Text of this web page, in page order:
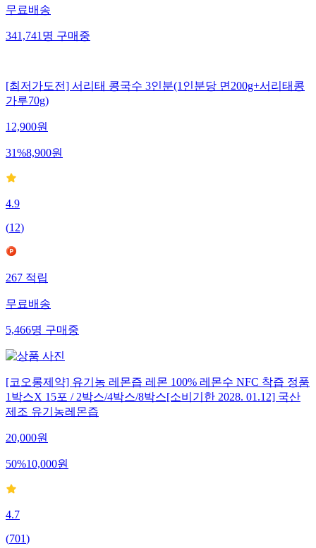
무료배송
341,741 명 구매중
[최저가도전] 서리태 콩국수 3인분(1인분당 면200g+서리태콩
가루70g)
12,900원
31%8,900원
4.9
(12)
267적립
무료배송
5,466명구매중
[코오롱제약] 유기농 레몬즙 레몬 100% 레몬수 NFC 착즙 정품
1박스X 15포 / 2박스/4박스/8박스[소비기한 2028. 01.12] 국산
제조 유기농레몬즙
20,000원
50%10,000원
4.7
(701)